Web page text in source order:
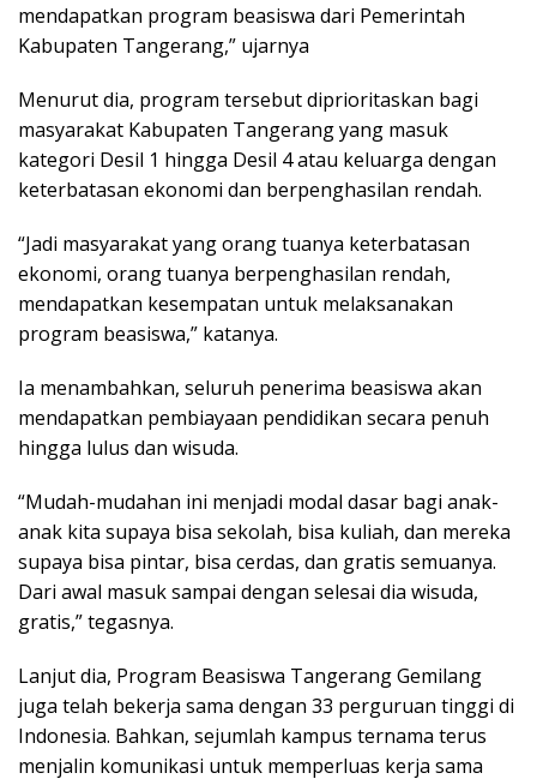
mendapatkan program beasiswa dari Pemerintah
Kabupaten Tangerang,” ujarnya
Menurut dia, program tersebut diprioritaskan bagi
masyarakat Kabupaten Tangerang yang masuk
kategori Desil 1 hingga Desil 4 atau keluarga dengan
keterbatasan ekonomi dan berpenghasilan rendah.
“Jadi masyarakat yang orang tuanya keterbatasan
ekonomi, orang tuanya berpenghasilan rendah,
mendapatkan kesempatan untuk melaksanakan
program beasiswa,” katanya.
Ia menambahkan, seluruh penerima beasiswa akan
mendapatkan pembiayaan pendidikan secara penuh
hingga lulus dan wisuda.
“Mudah-mudahan ini menjadi modal dasar bagi anak-
anak kita supaya bisa sekolah, bisa kuliah, dan mereka
supaya bisa pintar, bisa cerdas, dan gratis semuanya.
Dari awal masuk sampai dengan selesai dia wisuda,
gratis,” tegasnya.
Lanjut dia, Program Beasiswa Tangerang Gemilang
juga telah bekerja sama dengan 33 perguruan tinggi di
Indonesia. Bahkan, sejumlah kampus ternama terus
menjalin komunikasi untuk memperluas kerja sama